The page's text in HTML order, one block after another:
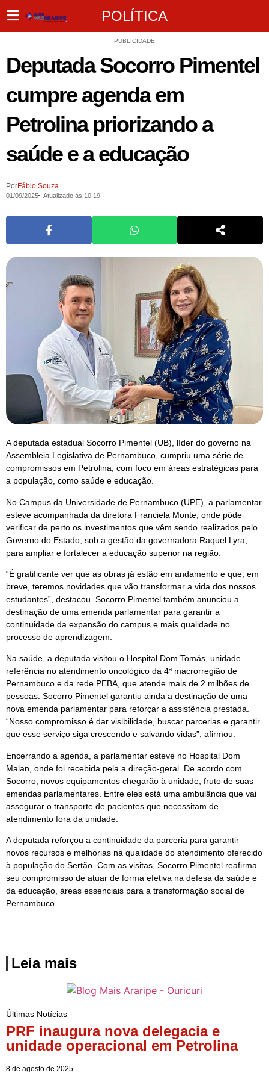
POLÍTICA
PUBLICIDADE
Deputada Socorro Pimentel
cumpre agenda em
Petrolina priorizando a
saúde e a educação
PorFábio Souza
01/09/2025 Atualizado às 10:19
A deputada estadual Socorro Pimentel (UB), líder do governo na
Assembleia Legislativa de Pernambuco, cumpriu uma série de
compromissos em Petrolina, com foco em áreas estratégicas para
a população, como saúde e educação.
No Campus da Universidade de Pernambuco (UPE), a parlamentar
esteve acompanhada da diretora Franciela Monte, onde pôde
verificar de perto os investimentos que vêm sendo realizados pelo
Governo do Estado, sob a gestão da governadora Raquel Lyra,
para ampliar e fortalecer a educação superior na região.
“É gratificante ver que as obras já estão em andamento e que, em
breve, teremos novidades que vão transformar a vida dos nossos
estudantes”, destacou. Socorro Pimentel também anunciou a
destinação de uma emenda parlamentar para garantir a
continuidade da expansão do campus e mais qualidade no
processo de aprendizagem.
Na saúde, a deputada visitou o Hospital Dom Tomás, unidade
referência no atendimento oncológico da 4ª macrorregião de
Pernambuco e da rede PEBA, que atende mais de 2 milhões de
pessoas. Socorro Pimentel garantiu ainda a destinação de uma
nova emenda parlamentar para reforçar a assistência prestada.
“Nosso compromisso é dar visibilidade, buscar parcerias e garantir
que esse serviço siga crescendo e salvando vidas”, afirmou.
Encerrando a agenda, a parlamentar esteve no Hospital Dom
Malan, onde foi recebida pela a direção-geral. De acordo com
Socorro, novos equipamentos chegarão à unidade, fruto de suas
emendas parlamentares. Entre eles está uma ambulância que vai
assegurar o transporte de pacientes que necessitam de
atendimento fora da unidade.
A deputada reforçou a continuidade da parceria para garantir
novos recursos e melhorias na qualidade do atendimento oferecido
à população do Sertão. Com as visitas, Socorro Pimentel reafirma
seu compromisso de atuar de forma efetiva na defesa da saúde e
da educação, áreas essenciais para a transformação social de
Pernambuco.
Leia mais
Últimas Notícias
PRF inaugura nova delegacia e
unidade operacional em Petrolina
8 de agosto de 2025